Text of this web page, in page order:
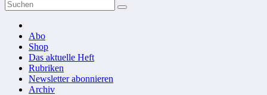
Abo
Shop
Das aktuelle Heft
Rubriken
Newsletter abonnieren
Archiv